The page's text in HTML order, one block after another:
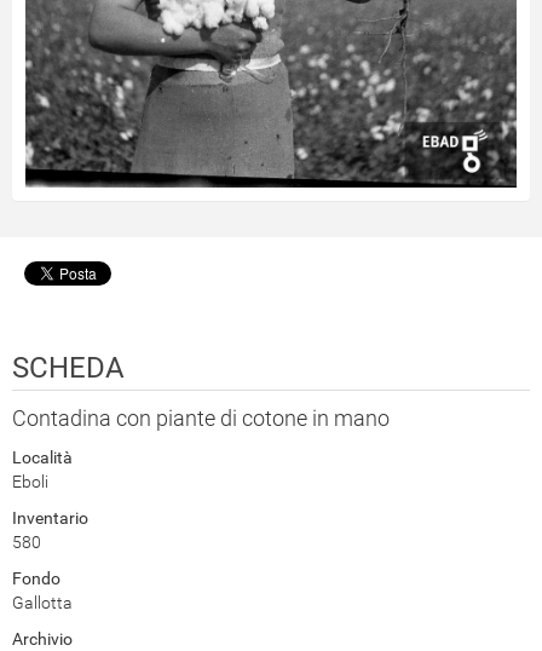
SCHEDA
Contadina con piante di cotone in mano
Località
Eboli
Inventario
580
Fondo
Gallotta
Archivio